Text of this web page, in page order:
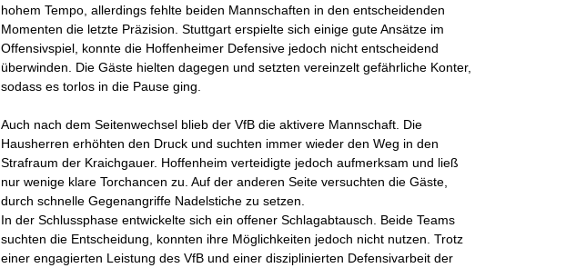
hohem Tempo, allerdings fehlte beiden Mannschaften in den entscheidenden
Momenten die letzte Präzision. Stuttgart erspielte sich einige gute Ansätze im
Offensivspiel, konnte die Hoffenheimer Defensive jedoch nicht entscheidend
überwinden. Die Gäste hielten dagegen und setzten vereinzelt gefährliche Konter,
sodass es torlos in die Pause ging.
Auch nach dem Seitenwechsel blieb der VfB die aktivere Mannschaft. Die
Hausherren erhöhten den Druck und suchten immer wieder den Weg in den
Strafraum der Kraichgauer. Hoffenheim verteidigte jedoch aufmerksam und ließ
nur wenige klare Torchancen zu. Auf der anderen Seite versuchten die Gäste,
durch schnelle Gegenangriffe Nadelstiche zu setzen.
In der Schlussphase entwickelte sich ein offener Schlagabtausch. Beide Teams
suchten die Entscheidung, konnten ihre Möglichkeiten jedoch nicht nutzen. Trotz
einer engagierten Leistung des VfB und einer disziplinierten Defensivarbeit der